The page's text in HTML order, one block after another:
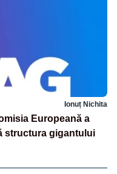
Ionuț Nichita
Europeană a
structura gigantului